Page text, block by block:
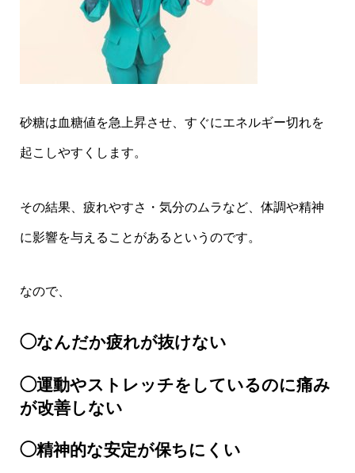
砂糖は血糖値を急上昇させ、すぐにエネルギー切れを
起こしやすくします。
その結果、疲れやすさ・気分のムラなど、体調や精神
に影響を与えることがあるというのです。
なので、
◯なんだか疲れが抜けない
◯運動やストレッチをしているのに痛み
が改善しない
◯精神的な安定が保ちにくい